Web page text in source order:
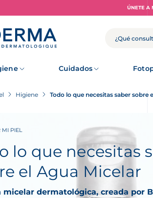
ÚNETE A
BUSCAR
Cuidados
Higiene Todo lo que necesitas saber sobre
MI PIEL
lo que necesitas
el Agua Micelar
micelar dermatológica, creada por